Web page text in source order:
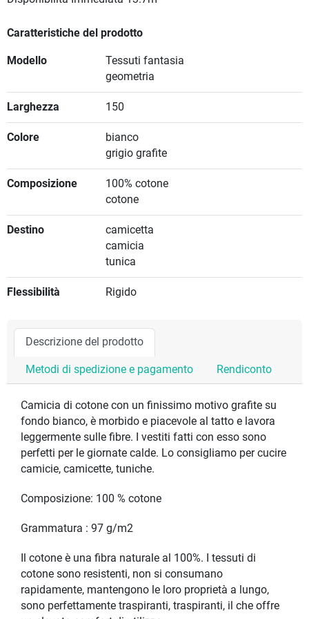
Caratteristiche del prodotto
Modello
Tessuti fantasia
geometria
Larghezza 150
Colore
bianco
grigio grafite
Composizione
100% cotone
cotone
Destino
camicetta
camicia
tunica
Flessibilità Rigido
Descrizione del prodotto
Metodi di spedizione e pagamento Rendiconto
Camicia di cotone con un finissimo motivo grafite su
fondo bianco, è morbido e piacevole al tatto e lavora
leggermente sulle fibre. I vestiti fatti con esso sono
perfetti per le giornate calde. Lo consigliamo per cucire
camicie, camicette, tuniche.
Composizione: 100 % cotone
Grammatura : 97 g/m2
Il cotone è una fibra naturale al 100%. I tessuti di
cotone sono resistenti, non si consumano
rapidamente, mantengono le loro proprietà a lungo,
sono perfettamente traspiranti, traspiranti, il che offre